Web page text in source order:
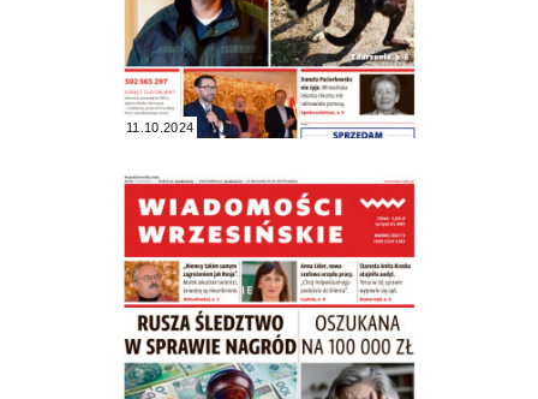
11.10.2024